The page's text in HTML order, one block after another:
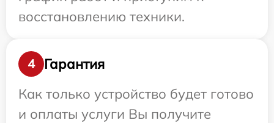
восстановлению техники.
4
Гарантия
Как только устройство будет готово
и оплаты услуги Вы получите